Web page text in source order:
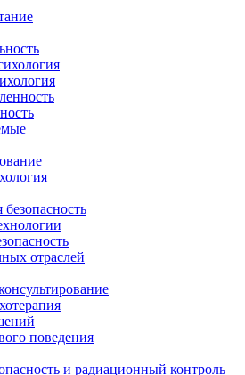
отраслей
поведения
и радиационный контроль